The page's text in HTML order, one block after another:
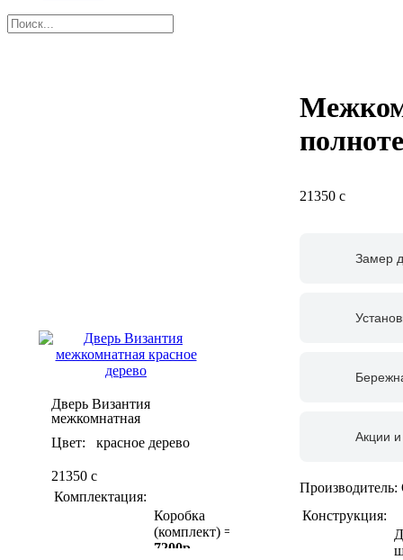
Дверь Византия
межкомнатная
Цвет: красное дерево
21350 c
Комплектация:
Коробка
(комплект) =
7200р
21350 c
Замер
Акции и
Производитель:
Конструкция: